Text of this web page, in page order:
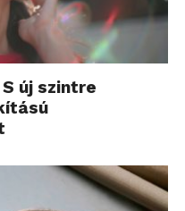
S új szintre